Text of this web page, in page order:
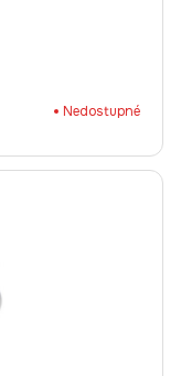
Nedostupné